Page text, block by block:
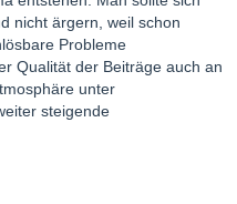
nicht ärgern, weil schon
Probleme
Qualität der Beiträge auch an
unter
steigende